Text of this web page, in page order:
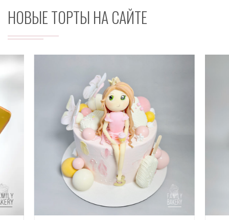
НОВЫЕ ТОРТЫ НА САЙТЕ